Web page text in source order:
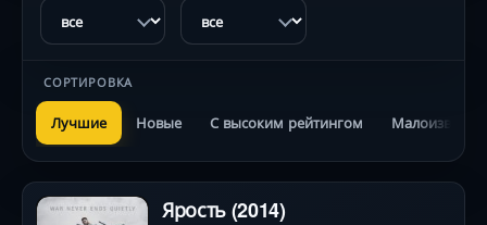
СОРТИРОВКА
Лучшие Новые С высоким рейтингом
Ярость (2014)